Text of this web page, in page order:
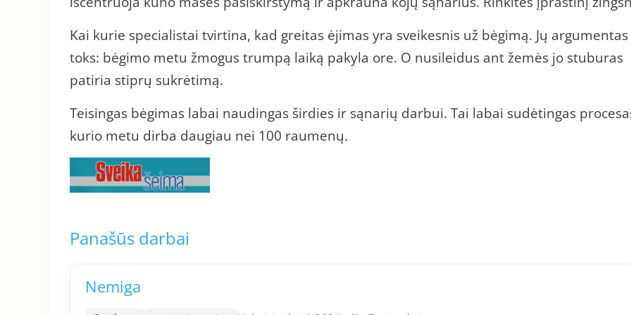
Kai kurie specialistai tvirtina, kad greitas ėjimas yra sveikesnis už bėgimą. Jų argumentas
toks: bėgimo metu žmogus trumpą laiką pakyla ore. O nusileidus ant žemės jo stuburas
patiria stiprų sukrėtimą.
Teisingas bėgimas labai naudingas širdies ir sąnarių darbui. Tai labai sudėtingas
kurio metu dirba daugiau nei 100 raumenų.
Panašūs darbai
Nemiga